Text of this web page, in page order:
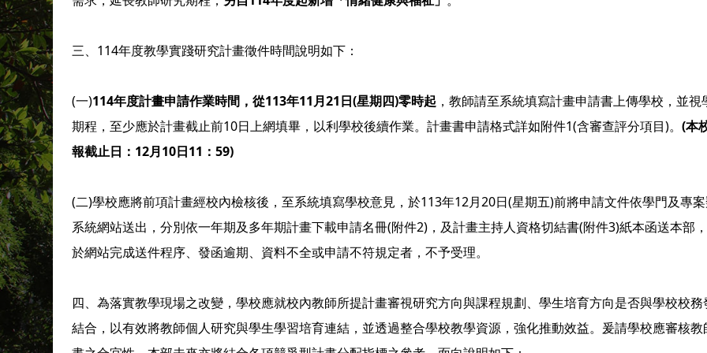
三、114年度教學實踐研究計畫徵件時間說明如下：
(一)114年度計畫申請作業時間，從113年11月21日(星期四)零時起 ，教師請至系統填寫計畫申請書上傳學校，並視
期程，至少應於計畫截止前10日上網填畢，以利學校後續作業。計畫書申請格式詳如附件1(含審查評分項目)。(本
報截止日：12月10日11：59)
(二)學校應將前項計畫經校內檢核後，至系統填寫學校意見，於113年12月20日(星期五)前將申請文件依學門及專
系統網站送出，分別依一年期及多年期計畫下載申請名冊(附件2)，及計畫主持人資格切結書(附件3)紙本函送本部
於網站完成送件程序、發函逾期、資料不全或申請不符規定者，不予受理。
四、為落實教學現場之改變，學校應就校內教師所提計畫審視研究方向與課程規劃、學生培育方向是否與學校校
結合，以有效將教師個人研究與學生學習培育連結，並透過整合學校教學資源，強化推動效益。爰請學校應審核